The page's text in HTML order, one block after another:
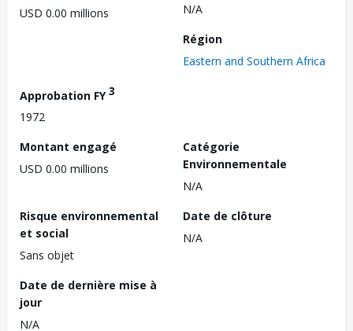
USD 0.00 millions
N/A
Région
Eastern and Southern Africa
Approbation FY3
1972
Montant engagé
USD 0.00 millions
Catégorie
Environnementale
N/A
Risque environnemental
et social
Sans objet
Date de clôture
N/A
Date de dernière mise à
jour
N/A